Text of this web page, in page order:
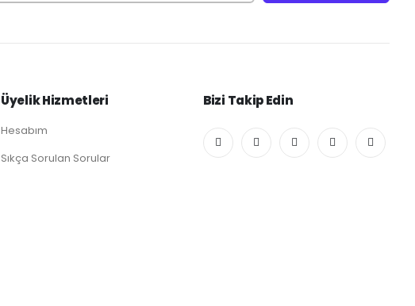
Üyelik Hizmetleri
Hesabım
Sıkça Sorulan Sorular
Bizi Takip Edin